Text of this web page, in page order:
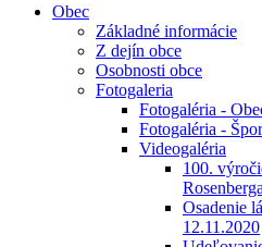
Obec
Základné informácie
Z dejín obce
Osobnosti obce
Fotogaleria
Fotogaléria -
Fotogaléria -
Videogaléria
100.
Rosenberga
Osadenie
12.11.2020